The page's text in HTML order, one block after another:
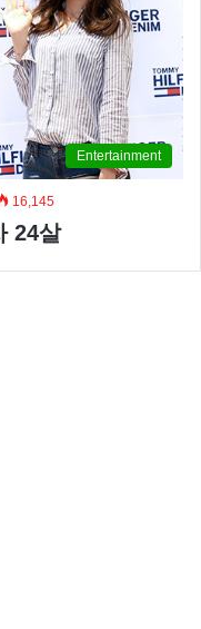
Entertainment
16,145
24살